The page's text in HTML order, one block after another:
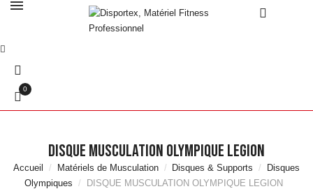
0
DISQUE MUSCULATION OLYMPIQUE LEGION
Accueil Matériels de Musculation Disques & Supports
Disques
Olympiques
DISQUE MUSCULATION OLYMPIQUE LEGION